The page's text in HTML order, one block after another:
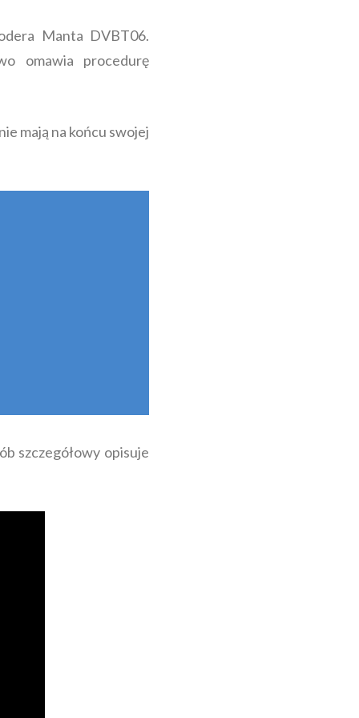
Manta DVBT06.
omawia procedurę
mają na końcu swojej
szczegółowy opisuje